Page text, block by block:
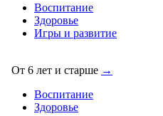
Воспитание
Здоровье
Игры и развитие
От 6 лет и старше →
Воспитание
Здоровье